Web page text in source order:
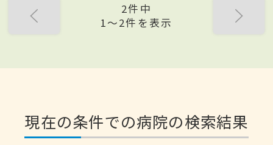
2件中
1〜2件を表示
現在の条件での病院の検索結果